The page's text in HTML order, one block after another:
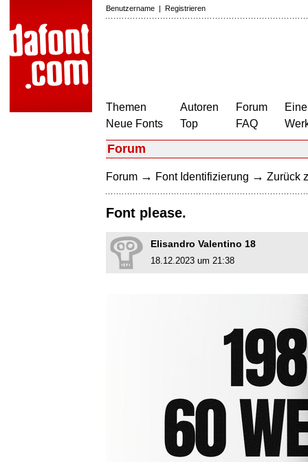
Benutzername | Registrieren
Themen
Neue Fonts
Autoren
Top
Forum
FAQ
Forum
Forum → Font Identifizierung → Zurück
Font please.
Elisandro Valentino 18
18.12.2023 um 21:38